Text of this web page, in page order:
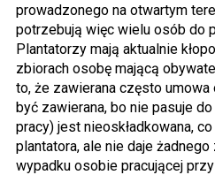
prowadzonego na otwartym
potrzebują więc wielu osób do
Plantatorzy mają aktualnie
zbiorach osobę mającą
to, że zawierana często umowa
być zawierana, bo nie pasuje
pracy) jest nieoskładkowana,
plantatora, ale nie daje
wypadku osobie pracującej